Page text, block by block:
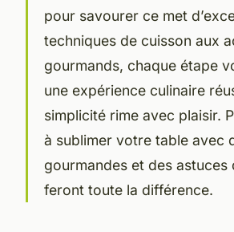
pour savourer ce met
techniques de cuisson aux
gourmands, chaque étape
une expérience culinaire
simplicité rime avec plaisir.
à sublimer votre table avec
gourmandes et des astuces
feront toute la différence.